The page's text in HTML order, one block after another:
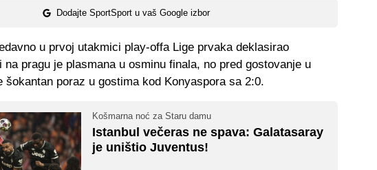
Dodajte SportSport u vaš Google izbor
u prvoj utakmici play-offa Lige prvaka deklasirao
pragu je plasmana u osminu finala, no pred gostovanje u
šokantan poraz u gostima kod Konyaspora sa 2:0.
Košmarna noć za Staru damu
Istanbul večeras ne spava: Galatasaray
je uništio Juventus!